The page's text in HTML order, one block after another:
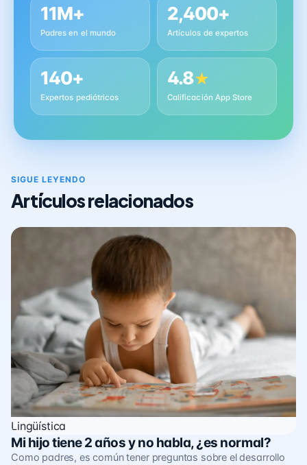
11M+
Padres en el mundo
2,400+
Artículos de expertos
140+
Expertos pediátricos
4.8★
Calificación App Store
SIGUE LEYENDO
Artículos relacionados
Lingüística
Mi hijo tiene 2 años y no habla, ¿es normal?
Como padres, es común tener preguntas sobre el desarrollo